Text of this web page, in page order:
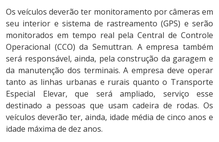
Os veículos deverão ter monitoramento por câmeras em
seu interior e sistema de rastreamento (GPS) e serão
monitorados em tempo real pela Central de Controle
Operacional (CCO) da Semuttran. A empresa também
será responsável, ainda, pela construção da garagem e
da manutenção dos terminais. A empresa deve operar
tanto as linhas urbanas e rurais quanto o Transporte
Especial Elevar, que será ampliado, serviço esse
destinado a pessoas que usam cadeira de rodas. Os
veículos deverão ter, ainda, idade média de cinco anos e
idade máxima de dez anos.